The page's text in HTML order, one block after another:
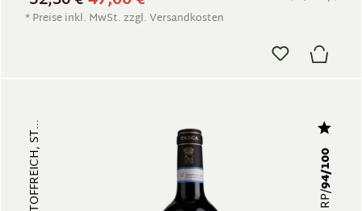
* Preise inkl. MwSt. zzgl. Versandkosten
RP/
94/100